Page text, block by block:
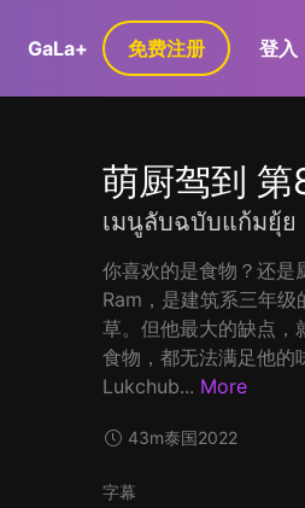
GaLa+ 免费注册 登入
萌厨驾到 第
เมนูลับฉบับแก้มยุ้ย
你喜欢的是食物？还是
Ram，是建筑系三年
草。但他最大的缺点，
食物，都无法满足他的
Lukchub... More
43m泰国2022
字幕